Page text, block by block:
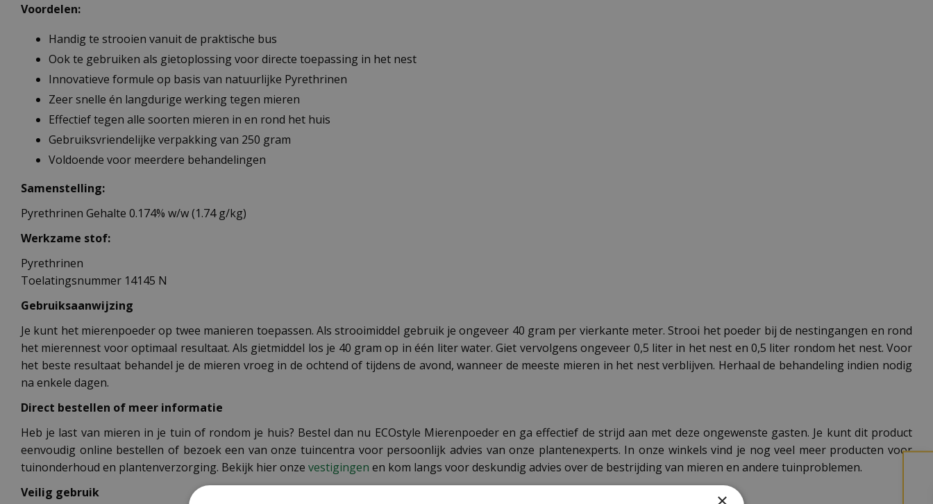
Voordelen:
Handig te strooien vanuit de praktische bus
Ook te gebruiken als gietoplossing voor directe toepassing in het nest
Innovatieve formule op basis van natuurlijke Pyrethrinen
Zeer snelle én langdurige werking tegen mieren
Effectief tegen alle soorten mieren in en rond het huis
Gebruiksvriendelijke verpakking van 250 gram
Voldoende voor meerdere behandelingen
Samenstelling:
Pyrethrinen Gehalte 0.174% w/w (1.74 g/kg)
Werkzame stof:
Pyrethrinen
Toelatingsnummer 14145 N
Gebruiksaanwijzing
Je kunt het mierenpoeder op twee manieren toepassen. Als strooimiddel gebruik je ongeveer 40 gram per vierkante meter. Strooi het poeder bij de nestingangen en rond
het mierennest voor optimaal resultaat. Als gietmiddel los je 40 gram op in één liter water. Giet vervolgens ongeveer 0,5 liter in het nest en 0,5 liter rondom het nest. Voor
het beste resultaat behandel je de mieren vroeg in de ochtend of tijdens de avond, wanneer de meeste mieren in het nest verblijven. Herhaal de behandeling indien nodig
na enkele dagen.
Direct bestellen of meer informatie
Heb je last van mieren in je tuin of rondom je huis? Bestel dan nu ECOstyle Mierenpoeder en ga effectief de strijd aan met deze ongewenste gasten. Je kunt dit product
eenvoudig online bestellen of bezoek een van onze tuincentra voor persoonlijk advies van onze plantenexperts. In onze winkels vind je nog veel meer producten voor
tuinonderhoud en plantenverzorging. Bekijk hier onze vestigingen en kom langs voor deskundig advies over de bestrijding van mieren en andere tuinproblemen.
Veilig gebruik